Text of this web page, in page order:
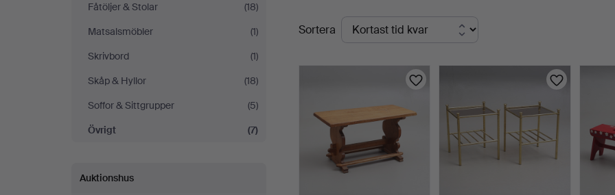
Johansson
Fåtöljer & Stolar
(18)
Matsalsmöbler
(1)
Skrivbord
(1)
Skåp & Hyllor
(18)
Soffor & Sittgrupper
(5)
Övrigt
(7)
Auktionshus
Pågående
auktioner
Sortera